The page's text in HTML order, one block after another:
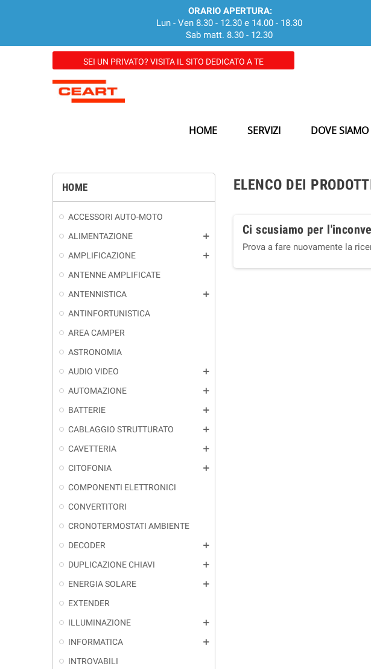
ORARIO APERTURA:
Lun - Ven 8.30 - 12.30 e 14.00 - 18.30
Sab matt. 8.30 - 12.30
SEI UN PRIVATO? VISITA IL SITO DEDICATO A TE
HOME SERVIZI DOVE SIAMO
HOME
ACCESSORI AUTO-MOTO
ALIMENTAZIONE
add
AMPLIFICAZIONE add
ANTENNE AMPLIFICATE
ANTENNISTICA
add
ANTINFORTUNISTICA
AREA CAMPER
ASTRONOMIA
AUDIO VIDEO
add
AUTOMAZIONE add
BATTERIE add
CABLAGGIO STRUTTURATO add
CAVETTERIA add
CITOFONIA add
COMPONENTI ELETTRONICI
CONVERTITORI
CRONOTERMOSTATI AMBIENTE
DECODER
add
DUPLICAZIONE CHIAVI add
ENERGIA SOLARE add
EXTENDER
ILLUMINAZIONE
add
INFORMATICA add
INTROVABILI
ELENCO DEI
Ci scusiamo per
Prova a fare nuovamente la